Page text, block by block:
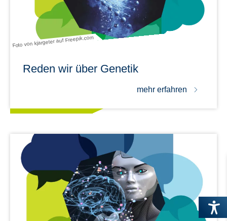
Foto von kjargeter auf Freepik.com
Reden wir über Genetik
mehr erfahren